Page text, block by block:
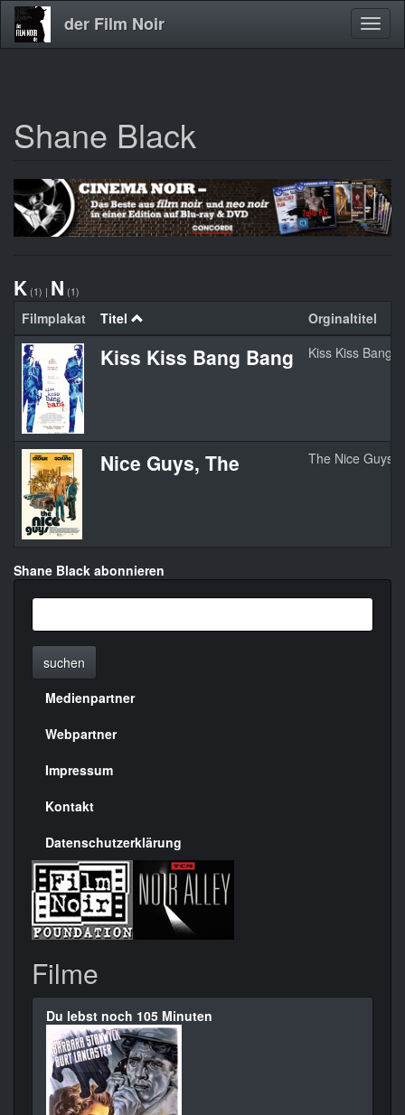
Direkt
zum
der Film Noir
Shane Black
K (1) | N (1)
Filmplakat Titel Orginaltitel
Kiss Kiss Bang Bang Kiss Kiss Bang
Nice Guys, The The Nice Guys
Shane Black abonnieren
suchen
Menülinks
rechte
Seite
Medienpartner
Webpartner
Impressum
Kontakt
Datenschutzerklärung
Filme
Du lebst noch 105 Minuten